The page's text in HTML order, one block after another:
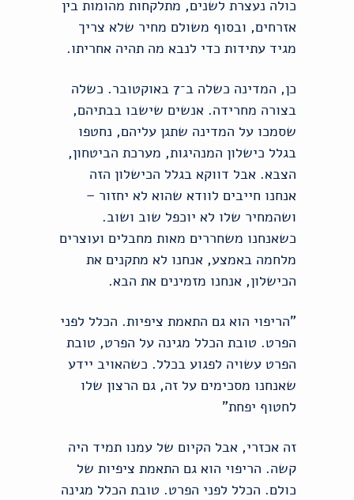
כולה נעצרת לשנים, מתלקחות מהומות בין
אזרחים, ובסוף משולם מחיר שלא צריך
מגיד עתידות כדי לנבא מה תהיה אחריתו.
כן, המדינה כשלה ב־7 באוקטובר. כשלה
בצורה מחרידה. אנשים שישבו בבתיהם,
שסמכו על המדינה שתגן עליהם, נחטפו
בגלל כישלון המנהיגות, מערכת הביטחון,
הצבא. אבל דווקא בגלל הכישלון הזה
אנחנו חייבים לוודא שהוא לא יחזור –
ושהמחיר שלו לא יוכפל שוב ושוב.
כשאנחנו משחררים מאות מחבלים ועוצרים
מלחמה באמצע, אנחנו לא מתקנים את
הכישלון, אנחנו מזמינים את הבא.
"הריפוי הוא גם התאמת ציפיות. הכלל לפני
הפרט. טובת הכלל מגינה על הפרט, טובת
הפרט עשויה לפגוע בכלל. כשהאויב יידע
שאנחנו מסכימים על זה, גם הרצון שלו
לחטוף יפחת"
זה אכזרי, אבל הקיום של עמנו תמיד היה
קשה. הריפוי הוא גם התאמת ציפיות של
כולם. הכלל לפני הפרט. טובת הכלל מגינה